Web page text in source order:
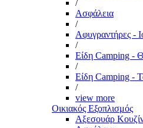
/
Ασφάλεια
/
Αφυγραντήρες -
/
Είδη Camping -
/
Είδη Camping -
/
view more
Οικιακός Εξοπλισμός
Αξεσουάρ